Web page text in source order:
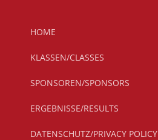
HOME
KLASSEN/CLASSES
SPONSOREN/SPONSORS
ERGEBNISSE/RESULTS
DATENSCHUTZ/PRIVACY POLICY